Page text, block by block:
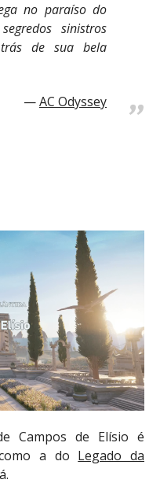
no paraíso do
sinistros
de sua bela
AC Odyssey
Campos de Elísio é
a do Legado da